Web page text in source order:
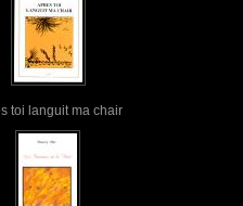
toi languit ma chair